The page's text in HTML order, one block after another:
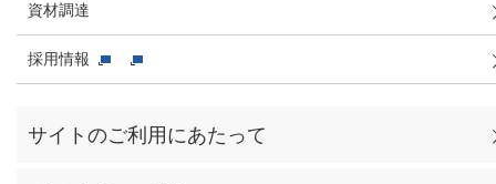
資材調達
採用情報
サイトのご利用にあたって